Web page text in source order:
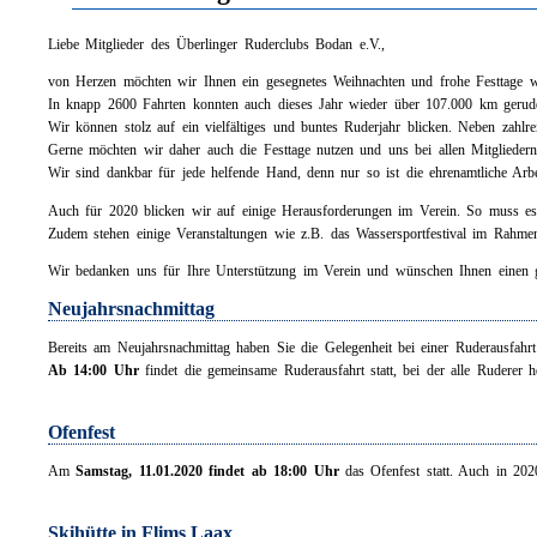
Liebe Mitglieder des Überlinger Ruderclubs Bodan e.V.,
von Herzen möchten wir Ihnen ein gesegnetes Weihnachten und frohe Festtage
In knapp 2600 Fahrten konnten auch dieses Jahr wieder über 107.000 km
Wir können stolz auf ein vielfältiges und buntes Ruderjahr blicken. Neben
Gerne möchten wir daher auch die Festtage nutzen und uns bei allen
Wir sind dankbar für jede helfende Hand, denn nur so ist die ehrenamtliche
Auch für 2020 blicken wir auf einige Herausforderungen im Verein. So muss
Zudem stehen einige Veranstaltungen wie z.B. das Wassersportfestival im
Wir bedanken uns für Ihre Unterstützung im Verein und wünschen Ihnen
Neujahrsnachmittag
Bereits am Neujahrsnachmittag haben Sie die Gelegenheit bei einer
Ab 14:00 Uhrfindet die gemeinsame Ruderausfahrt statt, bei der alle Ruderer
Ofenfest
Am Samstag, 11.01.2020 findet ab 18:00 Uhrdas Ofenfest statt. Auch in
Skihütte in Flims Laax